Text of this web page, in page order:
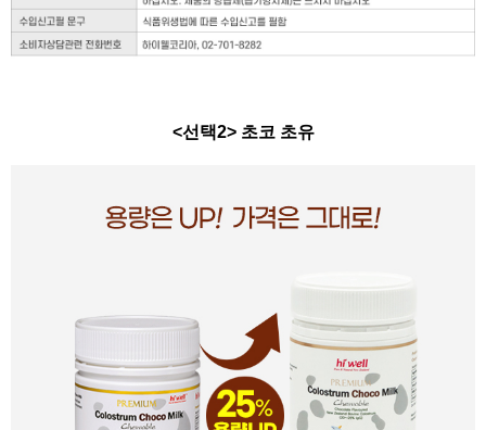
<선택2> 초코 초유